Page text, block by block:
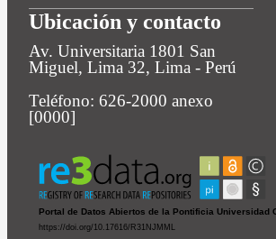
Ubicación y contacto
Av. Universitaria 1801 San
Miguel, Lima 32, Lima - Perú
Teléfono: 626-2000 anexo
[0000]